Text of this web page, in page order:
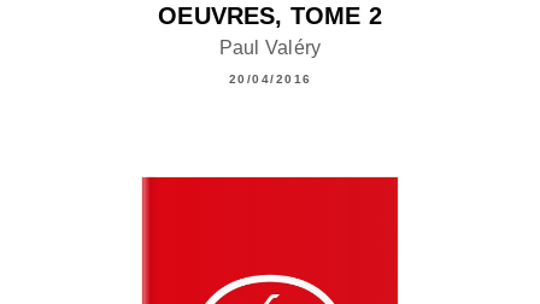
OEUVRES, TOME 2
Paul Valéry
20/04/2016